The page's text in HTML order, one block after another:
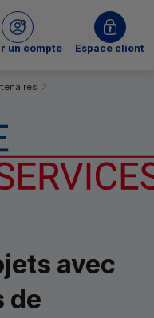
un compte
du Crédit MutuelEspace client
avec
de